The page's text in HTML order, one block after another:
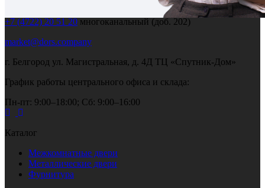
+7 (4722) 20 51 20 многоканальный (доб. 202)
market@dors.company
г. Белгород ул. Магистральная, д. 4Д ТЦ «Спутник-Дом»
График работы центрального офиса и склада:
Пн-пт: 9:00–18:00; Сб: 9:00–16:00
Каталог
Межкомнатные двери
Металлические двери
Фурнитура